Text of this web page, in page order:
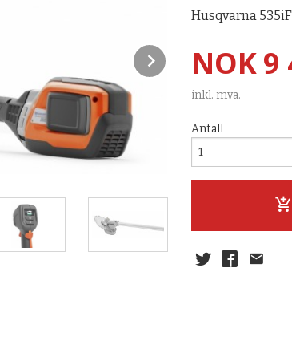
Next
Husqvarna
Pris
NOK9
inkl. mva.
Antall